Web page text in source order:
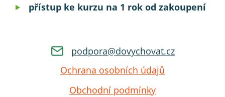
přístup ke kurzu na 1 rok od zakoupení
podpora@dovychovat.cz
Ochrana osobních údajů
Obchodní podmínky